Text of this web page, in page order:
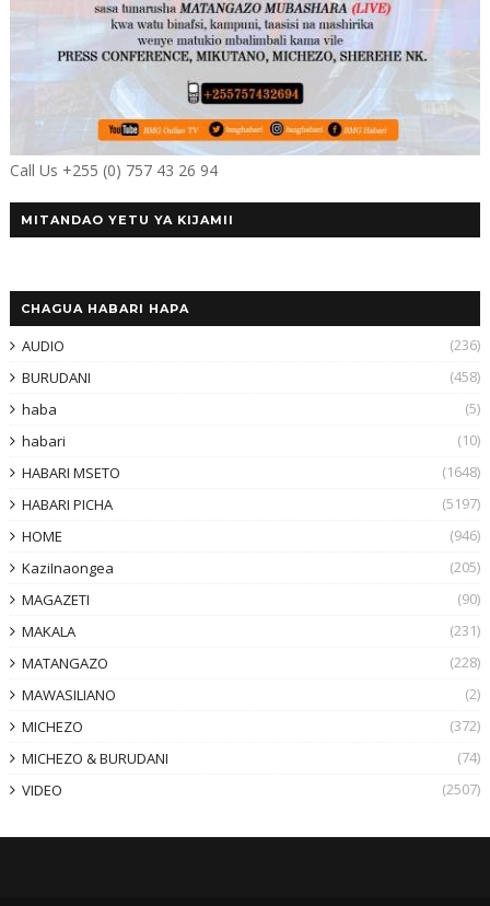
Call Us +255 (0) 757 43 26 94
MITANDAO YETU YA KIJAMII
CHAGUA HABARI HAPA
AUDIO
(236)
BURUDANI
(458)
haba
(5)
habari
(10)
HABARI MSETO
(1648)
HABARI PICHA
(5197)
HOME
(946)
KaziInaongea
(205)
MAGAZETI
(90)
MAKALA
(231)
MATANGAZO
(228)
MAWASILIANO
(2)
MICHEZO
(372)
MICHEZO & BURUDANI
(74)
VIDEO
(2507)